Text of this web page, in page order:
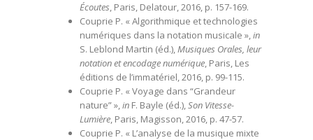
Écoutes, Paris, Delatour, 2016, p. 157-169.
Couprie P. « Algorithmique et technologies
numériques dans la notation musicale »,in
S. Leblond Martin (éd.),Musiques Orales, leur
notation et encodage numérique, Paris, Les
éditions de l’immatériel, 2016, p. 99-115.
Couprie P. « Voyage dans “Grandeur
nature”»,in F. Bayle (éd.),Son Vitesse-
Lumière, Paris, Magisson, 2016, p. 47-57.
Couprie P. « L’analyse de la musique mixte